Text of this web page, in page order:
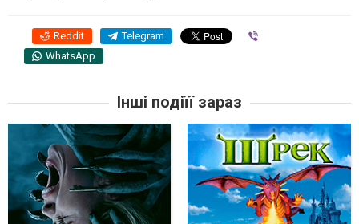
Reddit Telegram
WhatsApp
Інші подіїї зараз